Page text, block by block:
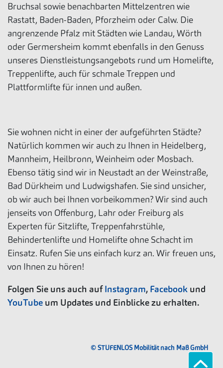
Bruchsal sowie benachbarten Mittelzentren wie
Rastatt, Baden-Baden, Pforzheim oder Calw. Die
angrenzende Pfalz mit Städten wie Landau, Wörth
oder Germersheim kommt ebenfalls in den Genuss
unseres Dienstleistungsangebots rund um Homelifte,
Treppenlifte, auch für schmale Treppen und
Plattformlifte für innen und außen.
Sie wohnen nicht in einer der aufgeführten Städte?
Natürlich kommen wir auch zu Ihnen in Heidelberg,
Mannheim, Heilbronn, Weinheim oder Mosbach.
Ebenso tätig sind wir in Neustadt an der Weinstraße,
Bad Dürkheim und Ludwigshafen. Sie sind unsicher,
ob wir auch bei Ihnen vorbeikommen? Wir sind auch
jenseits von Offenburg, Lahr oder Freiburg als
Experten für Sitzlifte, Treppenfahrstühle,
Behindertenlifte und Homelifte ohne Schacht im
Einsatz. Rufen Sie uns einfach kurz an. Wir freuen uns,
von Ihnen zu hören!
Folgen Sie uns auch auf Instagram, Facebook und
YouTube um Updates und Einblicke zu erhalten.
© STUFENLOS Mobilität nach Maß GmbH